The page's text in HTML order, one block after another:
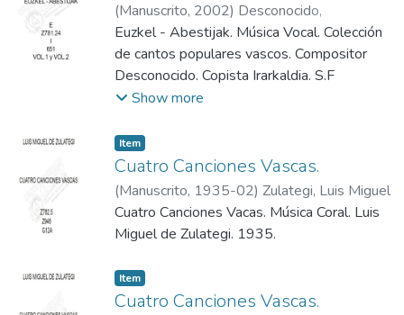
(Manuscrito, 2002) Desconocido,
(Compositor);Ikarkaldia, (Copista)
Euzkel - Abestijak. Música Vocal. Colección
de cantos populares vascos. Compositor
Desconocido. Copista Irarkaldia. S.F
Show more
Item
Cuatro Canciones Vascas.
(Manuscrito, 1935-02) Zulategi, Luis Miguel
Cuatro Canciones Vacas. Música Coral. Luis
Miguel de Zulategi. 1935.
Item
Cuatro Canciones Vascas.